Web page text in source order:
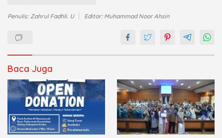
Penulis: Zahrul Fadhli. U Editor: Muhammad Noor Ahsin
Baca Juga